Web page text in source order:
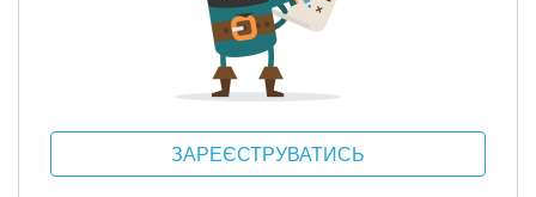
ЗАРЕЄСТРУВАТИСЬ